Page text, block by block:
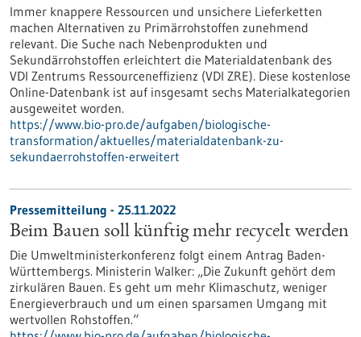
Immer knappere Ressourcen und unsichere Lieferketten
machen Alternativen zu Primärrohstoffen zunehmend
relevant. Die Suche nach Nebenprodukten und
Sekundärrohstoffen erleichtert die Materialdatenbank des
VDI Zentrums Ressourceneffizienz (VDI ZRE). Diese kostenlose
Online-Datenbank ist auf insgesamt sechs Materialkategorien
ausgeweitet worden.
https://www.bio-pro.de/aufgaben/biologische-
transformation/aktuelles/materialdatenbank-zu-
sekundaerrohstoffen-erweitert
Pressemitteilung - 25.11.2022
Beim Bauen soll künftig mehr recycelt werden
Die Umweltministerkonferenz folgt einem Antrag Baden-
Württembergs. Ministerin Walker: „Die Zukunft gehört dem
zirkulären Bauen. Es geht um mehr Klimaschutz, weniger
Energieverbrauch und um einen sparsamen Umgang mit
wertvollen Rohstoffen.“